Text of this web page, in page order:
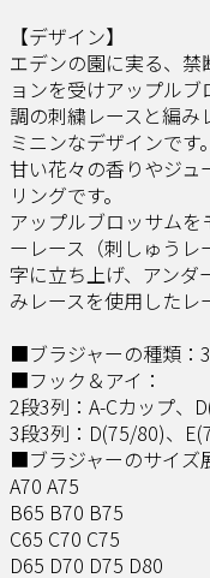
【デザイン】
エデンの園に実る、
ョンを受けアップル
調の刺繍レースと編み
ミニンなデザインです。
甘い花々の香りやジュ
リングです。
アップルブロッサムを
ーレース（刺しゅうレ
字に立ち上げ、アンダ
みレースを使用したレ
■ブラジャーの種類：
■フック＆アイ：
2段3列：A-Cカップ、
3段3列：D(75/80)、
■ブラジャーのサイズ
A70 A75
B65 B70 B75
C65 C70 C75
D65 D70 D75 D80